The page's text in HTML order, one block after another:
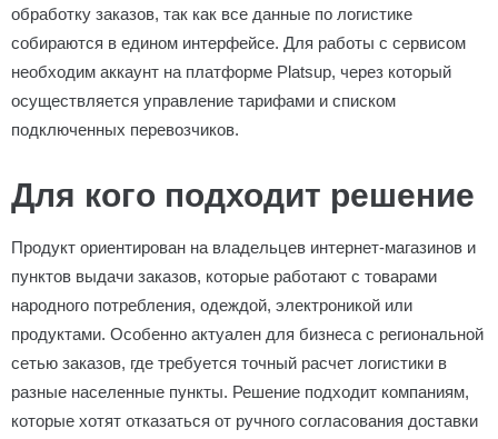
обработку заказов, так как все данные по логистике
собираются в едином интерфейсе. Для работы с сервисом
необходим аккаунт на платформе Platsup, через который
осуществляется управление тарифами и списком
подключенных перевозчиков.
Для кого подходит решение
Продукт ориентирован на владельцев интернет-магазинов и
пунктов выдачи заказов, которые работают с товарами
народного потребления, одеждой, электроникой или
продуктами. Особенно актуален для бизнеса с региональной
сетью заказов, где требуется точный расчет логистики в
разные населенные пункты. Решение подходит компаниям,
которые хотят отказаться от ручного согласования доставки